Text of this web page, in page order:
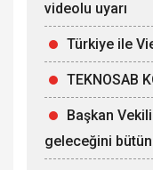
videolu uyarı
Türkiye ile
TEKNOSAB
Başkan
geleceğini